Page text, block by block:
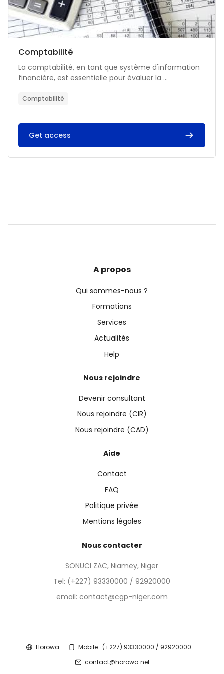
Catégorie de cours
Nom du cours
Comptabilité
Résumé du cours :
La comptabilité, en tant que système d'information
financière, est essentielle pour évaluer la ...
Comptabilité
Get access
A propos
Qui sommes-nous ?
Formations
Services
Actualités
Help
Nous rejoindre
Devenir consultant
Nous rejoindre (CIR)
Nous rejoindre (CAD)
Aide
Contact
FAQ
Politique privée
Mentions légales
Nous contacter
SONUCI ZAC, Niamey, Niger
Tel: (+227) 93330000 / 92920000
email: contact@cgp-niger.com
Horowa
Mobile : (+227) 93330000 / 92920000
contact@horowa.net